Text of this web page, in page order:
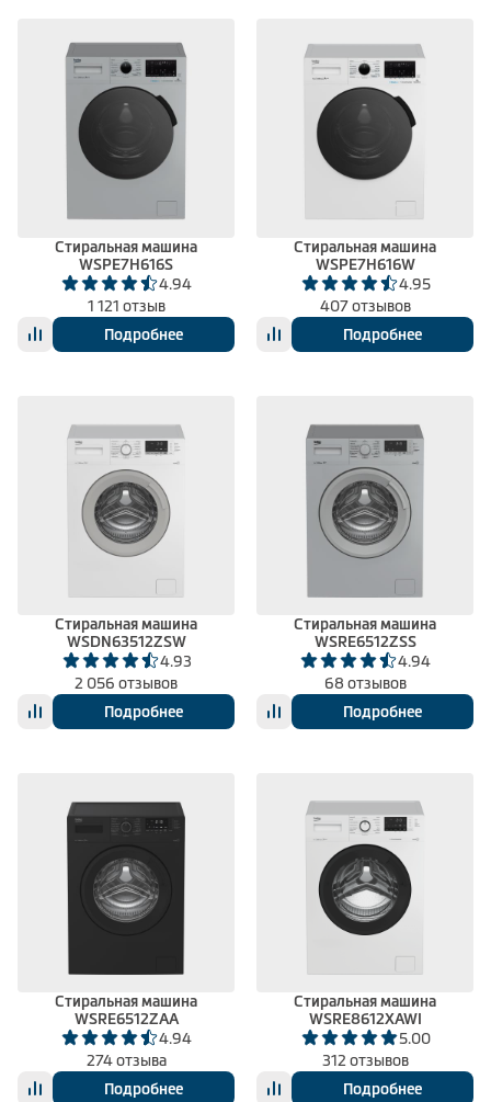
Стиральная машина
WSPE7H616S
4.94
1 121 отзыв
Подробнее
Стиральная машина
WSPE7H616W
4.95
407 отзывов
Подробнее
Стиральная машина
WSDN63512ZSW
4.93
2 056 отзывов
Подробнее
Стиральная машина
WSRE6512ZSS
4.94
68 отзывов
Подробнее
Стиральная машина
WSRE6512ZAA
4.94
274 отзыва
Подробнее
Стиральная машина
WSRE8612XAWI
5.00
312 отзывов
Подробнее